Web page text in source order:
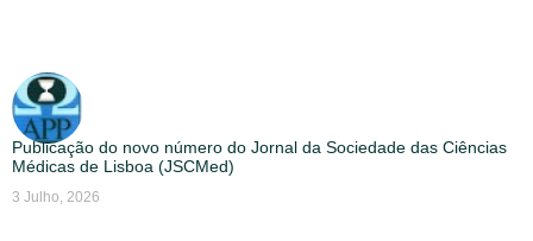
Publicação do novo número do Jornal da Sociedade das Ciências
Médicas de Lisboa (JSCMed)
3 Julho, 2026